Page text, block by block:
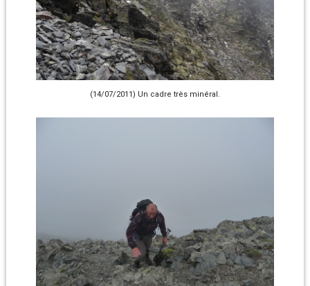
(14/07/2011) Un cadre très minéral.